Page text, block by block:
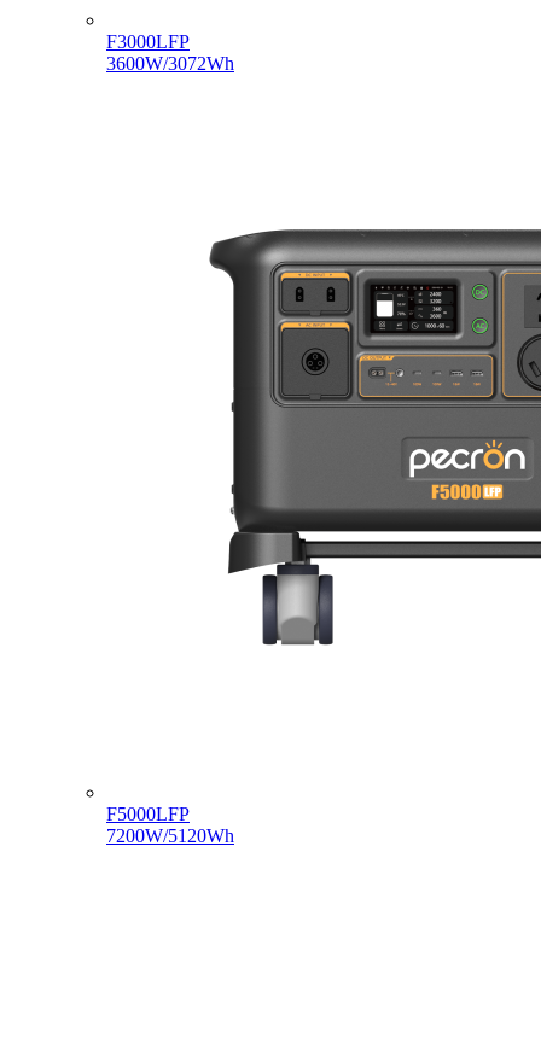
F3000LFP
3600W/3072Wh
F5000LFP
7200W/5120Wh